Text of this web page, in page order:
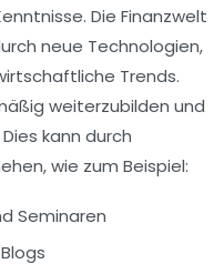
Die Finanzwelt
neue Technologien,
Trends.
weiterzubilden und
kann durch
wie zum Beispiel:
Seminaren